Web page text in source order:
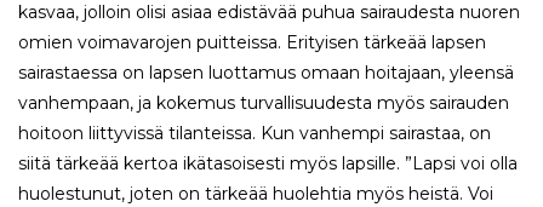
kasvaa, jolloin olisi asiaa edistävää puhua sairaudesta nuoren
omien voimavarojen puitteissa. Erityisen tärkeää lapsen
sairastaessa on lapsen luottamus omaan hoitajaan, yleensä
vanhempaan, ja kokemus turvallisuudesta myös sairauden
hoitoon liittyvissä tilanteissa. Kun vanhempi sairastaa, on
siitä tärkeää kertoa ikätasoisesti myös lapsille. ”Lapsi voi olla
huolestunut, joten on tärkeää huolehtia myös heistä. Voi